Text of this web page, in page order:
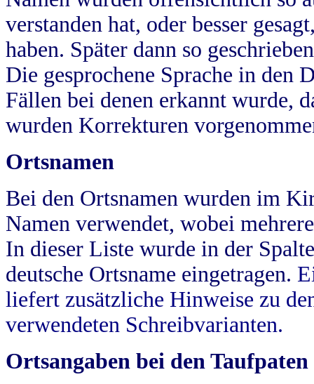
verstanden hat, oder besser
haben. Später dann so
Die gesprochene Sprache in
Fällen bei denen erkannt wurde,
wurden Korrekturen
Ortsnamen
Bei den Ortsnamen wurden im
Namen verwendet, wobei
In dieser Liste wurde in der
deutsche Ortsname eingetragen.
liefert zusätzliche Hinweise zu
verwendeten Schreibvarianten.
Ortsangaben bei den Taufpaten